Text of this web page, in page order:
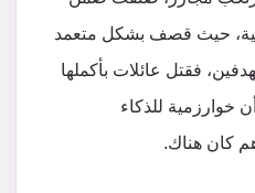
حيث قصف بشكل متعمد
فقتل عائلات بأكملها
خوارزمية للذكاء
كان هناك.